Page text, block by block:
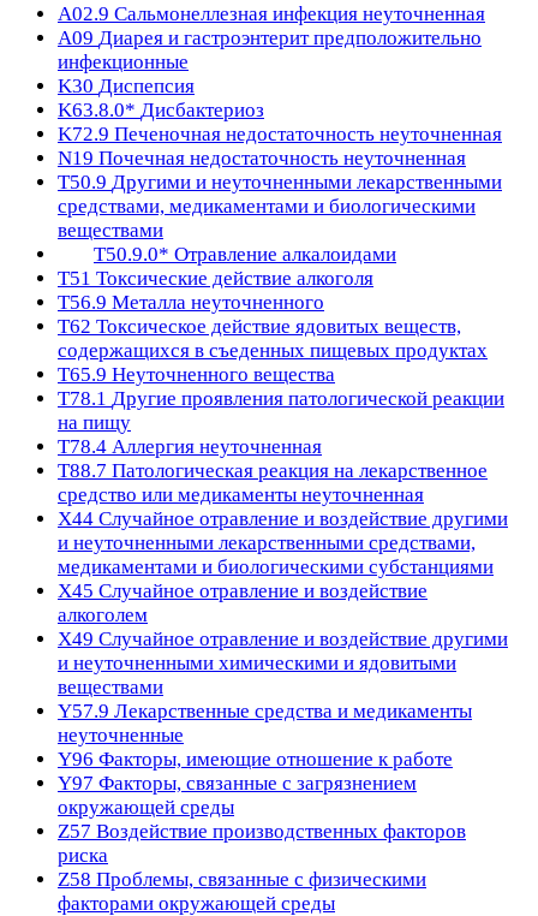
A02.9 Сальмонеллезная инфекция неуточненная
A09 Диарея и гастроэнтерит предположительно
инфекционные
K30 Диспепсия
K63.8.0* Дисбактериоз
K72.9 Печеночная недостаточность неуточненная
N19 Почечная недостаточность неуточненная
T50.9 Другими и неуточненными лекарственными
средствами, медикаментами и биологическими
веществами
T50.9.0* Отравление алкалоидами
T51 Токсические действие алкоголя
T56.9 Металла неуточненного
T62 Токсическое действие ядовитых веществ,
содержащихся в съеденных пищевых продуктах
T65.9 Неуточненного вещества
T78.1 Другие проявления патологической реакции
на пищу
T78.4 Аллергия неуточненная
T88.7 Патологическая реакция на лекарственное
средство или медикаменты неуточненная
X44 Случайное отравление и воздействие другими
и неуточненными лекарственными средствами,
медикаментами и биологическими субстанциями
X45 Случайное отравление и воздействие
алкоголем
X49 Случайное отравление и воздействие другими
и неуточненными химическими и ядовитыми
веществами
Y57.9 Лекарственные средства и медикаменты
неуточненные
Y96 Факторы, имеющие отношение к работе
Y97 Факторы, связанные с загрязнением
окружающей среды
Z57 Воздействие производственных факторов
риска
Z58 Проблемы, связанные с физическими
факторами окружающей среды